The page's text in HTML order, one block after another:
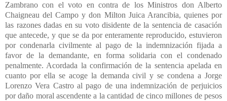
Zambrano con el voto en contra de los Ministros don Alberto
Chaigneau del Campo y don Milton Juica Arancibia, quienes por
las razones dadas en su voto disidente de la sentencia de casación
que antecede, y que se da por enteramente reproducido, estuvieron
por condenarla civilmente al pago de la indemnización fijada a
favor de la demandante, en forma solidaria con el condenado
penalmente. Acordada la confirmación de la sentencia apelada en
cuanto por ella se acoge la demanda civil y se condena a Jorge
Lorenzo Vera Castro al pago de una indemnización de perjuicios
por daño moral ascendente a la cantidad de cinco millones de pesos